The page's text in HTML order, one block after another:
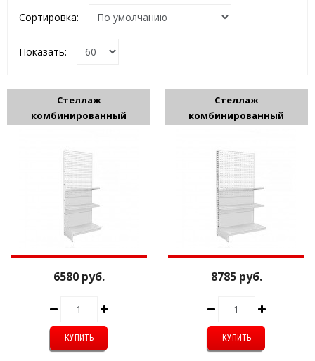
Сортировка:
Показать:
Стеллаж
комбинированный
6580 руб.
Стеллаж
комбинированный
8785 руб.